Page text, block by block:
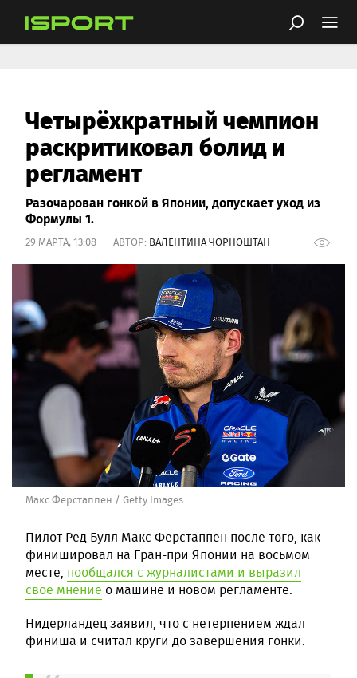
Четырёхкратный чемпион
раскритиковал болид и
регламент
Разочарован гонкой в Японии, допускает уход из
Формулы 1.
29 МАРТА, 13:08 АВТОР: ВАЛЕНТИНА ЧОРНОШТАН
Макс Ферстаппен / Getty Images
Пилот Ред Булл Макс Ферстаппен после того, как
финишировал на Гран-при Японии на восьмом
месте, пообщался с журналистами и выразил
своё мнение о машине и новом регламенте.
Нидерландец заявил, что с нетерпением ждал
финиша и считал круги до завершения гонки.